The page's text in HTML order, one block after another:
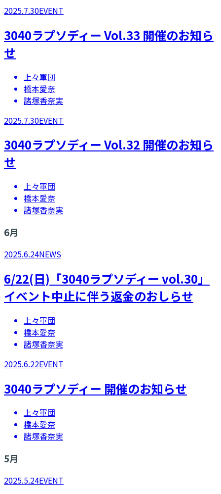
2025.7.30EVENT
3040ラプソディー Vol.33 開催のお知ら
せ
上々軍団
橋本愛奈
諸塚香奈実
2025.7.30EVENT
3040ラプソディー Vol.32 開催のお知ら
せ
上々軍団
橋本愛奈
諸塚香奈実
6月
2025.6.24NEWS
​6/22(日)「3040ラプソディー vol.30」
イベント中止に伴う返金のおしらせ
上々軍団
橋本愛奈
諸塚香奈実
2025.6.22EVENT
3040ラプソディー 開催のお知らせ
上々軍団
橋本愛奈
諸塚香奈実
5月
2025.5.24EVENT